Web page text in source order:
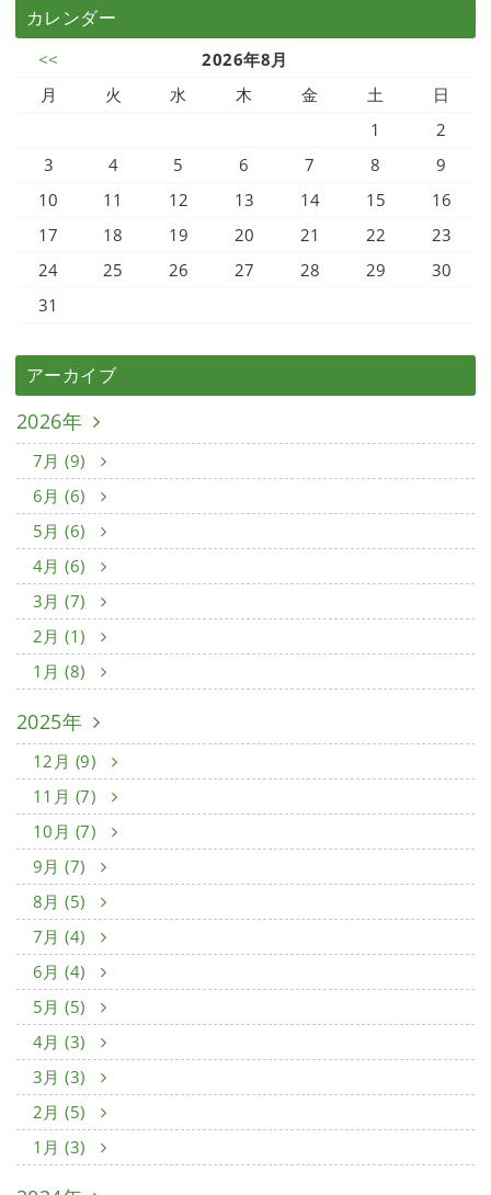
カレンダー
<<
2026年8月
月
火 水 木 金 土
日
1
2
3
4 5 6 7 8
9
10
11 12 13 14 15
16
17
18 19 20 21 22
23
24
25 26 27 28 29
30
31
アーカイブ
2026年
7月 (9)
6月 (6)
5月 (6)
4月 (6)
3月 (7)
2月 (1)
1月 (8)
2025年
12月 (9)
11月 (7)
10月 (7)
9月 (7)
8月 (5)
7月 (4)
6月 (4)
5月 (5)
4月 (3)
3月 (3)
2月 (5)
1月 (3)